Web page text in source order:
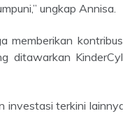
ungkap Annisa.
ditawarkan KinderCyl,